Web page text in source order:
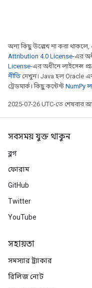
অন্য কিছু উল্লেখ না করা থাকলে,
Attribution 4.0 License-এর
License-এর অধীনে লাইসেন্স
নীতি দেখুন। Java হল Oracle
ট্রেডমার্ক। কিছু কন্টেন্ট NumPy
2025-07-26 UTC-তে শেষবার
সবসময় যুক্ত থাকুন
ব্লগ
ফোরাম
GitHub
Twitter
YouTube
সহায়তা
সমস্যার ট্র্যাকার
রিলিজ নোট